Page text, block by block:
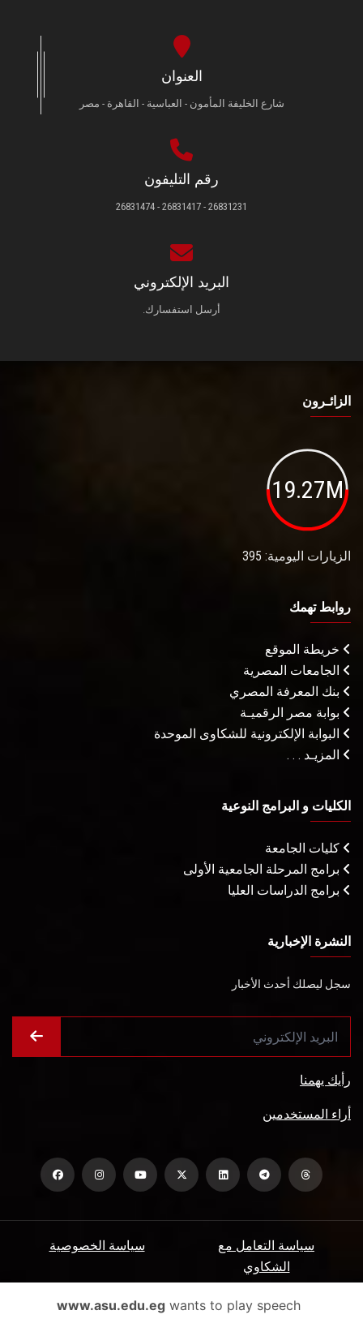
العنوان
شارع الخليفة المأمون - العباسية - القاهرة - مصر
رقم التليفون
26831231 - 26831417 - 26831474
البريد الإلكتروني
أرسل استفسارك.
الزائـرون
19.27M
الزيارات اليومية: 395
روابط تهمك
خريطة الموقع
الجامعات المصرية
بنك المعرفة المصري
بوابة مصر الرقميـة
البوابة الإلكترونية للشكاوى الموحدة
المزيـد . . .
الكليات و البرامج النوعية
كليات الجامعة
برامج المرحلة الجامعية الأولى
برامج الدراسات العليا
النشرة الإخبارية
سجل ليصلك أحدث الأخبار
رأيك يهمنا
أراء المستخدمين
سياسة الخصوصية
سياسة التعامل مع
الشكاوي
الأسئلة الشائعة ميثاق المتعاملين www.asu.edu.egwants to play speech